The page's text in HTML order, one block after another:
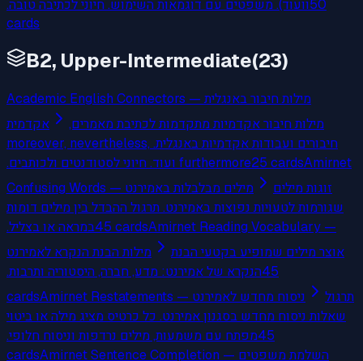
וועוד). משפטים עם דוגמאות השימוש. חיוני לכתיבה טובה.50
cards
B2, Upper-Intermediate(23)
Academic English Connectors — מילות חיבור באנגלית
אקדמית
מילות חיבור אקדמיות מתקדמות לכתיבת מאמרים,
חיבורים ועבודות אקדמיות באנגלית. moreover, nevertheless,
furthermore ועוד. חיוני לסטודנטים ולכותבים.25 cardsAmirnet
Confusing Words — מילים מבלבלות באמירנט
זוגות מילים
שגורמות לטעויות נפוצות באמירנט. תרגול ההבדל בין מילים דומות
במראה או בצליל.45 cardsAmirnet Reading Vocabulary —
מילות הבנת הנקרא לאמירנט
אוצר מילים שמופיע בקטעי הבנת
הנקרא של אמירנט: מדע, חברה, היסטוריה ותרבות.45
cards
Amirnet Restatements — ניסוח מחדש לאמירנט
תרגול
שאלות ניסוח מחדש בסגנון אמירנט. כל כרטיס מציג מילה או ביטוי
מפתח עם משמעות, מילים נרדפות וניסוח חלופי.45
cardsAmirnet Sentence Completion — השלמת משפטים